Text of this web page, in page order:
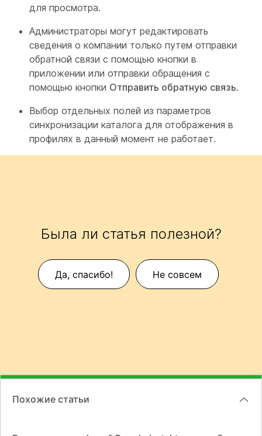
для просмотра.
Администраторы могут редактировать
сведения о компании только путем отправки
обратной связи с помощью кнопки в
приложении или отправки обращения с
помощью кнопки Отправить обратную связь.
Выбор отдельных полей из параметров
синхронизации каталога для отображения в
профилях в данный момент не работает.
Была ли статья полезной?
Да, спасибо! Не совсем
Похожие статьи